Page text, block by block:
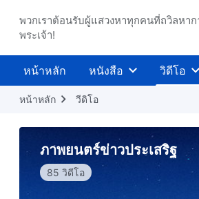
พวกเราต้อนรับผู้แสวงหาทุกคนที่ถวิลหา
พระเจ้า!
หน้าหลัก หนังสือ วิดีโอ
หน้าหลัก วีดิโอ
ภาพยนตร์ข่าวประเสริฐ
85 วิดีโอ